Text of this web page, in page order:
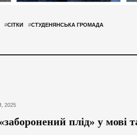
#СІТКИ #СТУДЕНЯНСЬКА ГРОМАДА
2025
плід» у мові